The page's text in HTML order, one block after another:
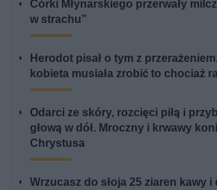
Córki Młynarskiego przerwały
w strachu”
Herodot pisał o tym z
kobieta musiała zrobić to chociaż
Odarci ze skóry, rozcięci piłą i
głową w dół. Mroczny i krwawy
Chrystusa
Wrzucasz do słoja 25 ziaren kawy i